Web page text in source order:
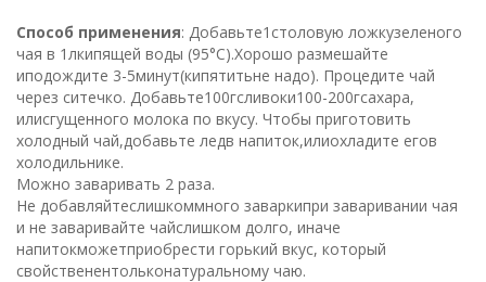
Способ применения: Добавьте1столовую ложкузеленого
чая в 1лкипящей воды (95°C).Хорошо размешайте
иподождите 3-5минут(кипятитьне надо). Процедите чай
через ситечко. Добавьте100гсливоки100-200гсахара,
илисгущенного молока по вкусу. Чтобы приготовить
холодный чай,добавьте ледв напиток,илиохладите егов
холодильнике.
Можно заваривать 2 раза.
Не добавляйтеслишкоммного заваркипри заваривании чая
и не заваривайте чайслишком долго, иначе
напитокможетприобрести горький вкус, который
свойственентольконатуральному чаю.